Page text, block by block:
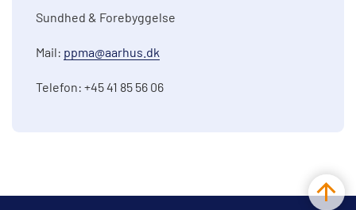
Sundhed & Forebyggelse
Mail: ppma@aarhus.dk
Telefon: +45 41 85 56 06